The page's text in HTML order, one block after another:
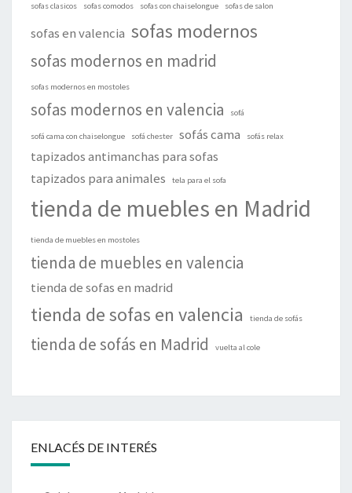
sofas clasicos sofas comodos sofas con chaiselongue sofas de salon
sofas en valencia sofas modernos
sofas modernos en madrid
sofas modernos en mostoles
sofas modernos en valencia sofá
sofá cama con chaiselongue sofá chester sofás cama sofás relax
tapizados antimanchas para sofas
tapizados para animales
tela para el sofa
tienda de muebles en Madrid
tienda de muebles en mostoles
tienda de muebles en valencia
tienda de sofas en madrid
tienda de sofas en valencia tienda de sofás
tienda de sofás en Madrid vuelta al cole
ENLACÉS DE INTERÉS